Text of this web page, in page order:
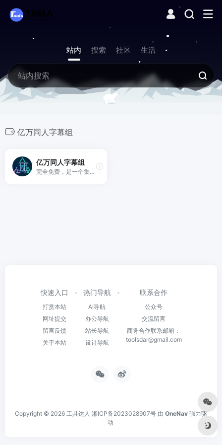
站内 搜索 社区 生活
亿万同人字幕组
亿万同人字幕组
完全免费，是一个集原创或搬运的资源的分享交流平台！
快速入口
打赏本站
网址提交
留言反馈
关于本站
热门导航
AI导航
办公导航
站长导航
设计导航
联系合作
公众号
交流留言
商务合作联系邮箱：
toolsdar@gmail.com
Copyright © 2026 工具达人 湘ICP备2023028907号 由 OneNav 强力驱
动